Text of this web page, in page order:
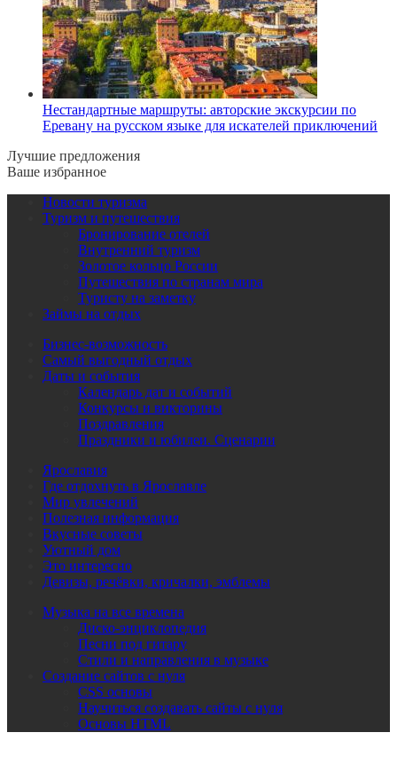
Нестандартные маршруты: авторские экскурсии по
Еревану на русском языке для искателей приключений
Лучшие предложения
Ваше избранное
Новости туризма
Туризм и путешествия
Бронирование отелей
Внутренний туризм
Золотое кольцо России
Путешествия по странам мира
Туристу на заметку
Займы на отдых
Бизнес-возможность
Самый выгодный отдых
Даты и события
Календарь дат и событий
Конкурсы и викторины
Поздравления
Праздники и юбилеи. Сценарии
Ярославия
Где отдохнуть в Ярославле
Мир увлечений
Полезная информация
Вкусные советы
Уютный дом
Это интересно
Девизы, речёвки, кричалки, эмблемы
Музыка на все времена
Диско-энциклопедия
Песни под гитару
Стили и направления в музыке
Создание сайтов с нуля
CSS основы
Научиться создавать сайты с нуля
Основы HTML